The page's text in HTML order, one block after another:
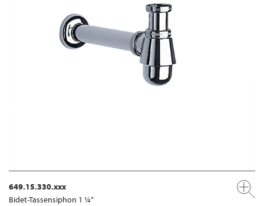
649.15.330.xxx
Bidet-Tassensiphon 1 ¼“